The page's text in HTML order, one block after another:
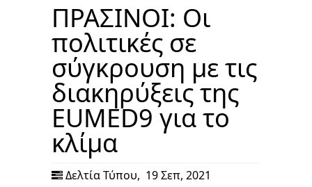
ΠΡΑΣΙΝΟΙ: Οι
πολιτικές σε
σύγκρουση με τις
διακηρύξεις της
EUMED9 για το
κλίμα
Δελτία Τύπου, 19 Σεπ, 2021